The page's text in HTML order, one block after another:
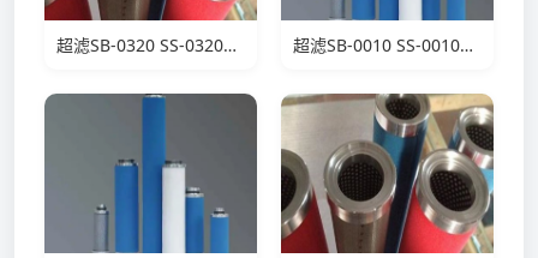
超滤SB-0320 SS-0320滤芯 超滤SB-0010 SS-0010滤芯